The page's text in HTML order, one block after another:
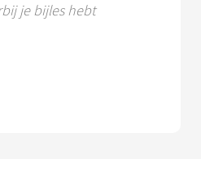
je bijles hebt